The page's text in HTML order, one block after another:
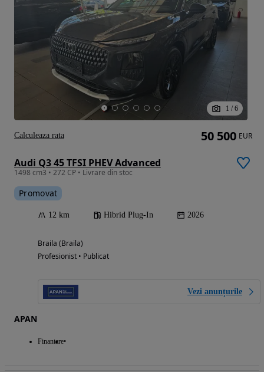
1 / 6
Audi Q3 45 TFSI PHEV Advanced
1498 cm3 • 272 CP • Livrare din stoc
Promovat
12 km Hibrid Plug-In 2026
Braila (Braila)
Profesionist • Publicat
Vezi anunțurile
APAN
Finantare
50 500 EUR
Calculeaza rata